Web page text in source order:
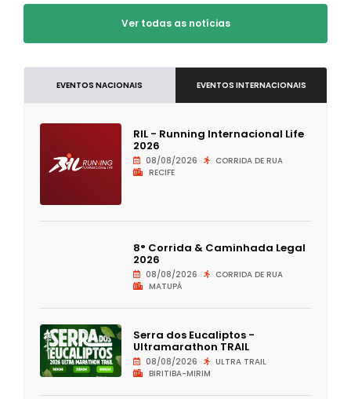
Ver todas as notícias
EVENTOS NACIONAIS EVENTOS INTERNACIONAIS
RIL - Running Internacional Life
2026
08/08/2026
CORRIDA DE RUA
RECIFE
8° Corrida & Caminhada Legal
2026
08/08/2026
CORRIDA DE RUA
MATUPÁ
Serra dos Eucaliptos -
Ultramarathon TRAIL
08/08/2026
ULTRA TRAIL
BIRITIBA-MIRIM